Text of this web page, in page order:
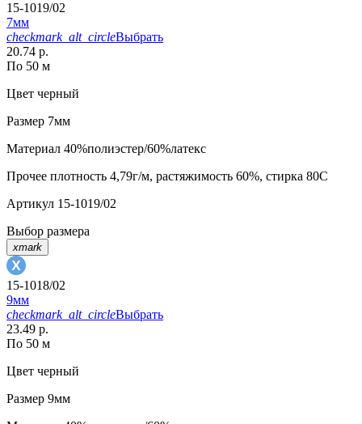
15-1019/02
7мм
checkmark_alt_circleВыбрать
20.74 р.
По 50 м
Цвет черный
Размер 7мм
Материал 40%полиэстер/60%латекс
Прочее плотность 4,79г/м, растяжимость 60%, стирка 80С
Артикул 15-1019/02
Выбор размера
xmark
15-1018/02
9мм
checkmark_alt_circleВыбрать
23.49 р.
По 50 м
Цвет черный
Размер 9мм